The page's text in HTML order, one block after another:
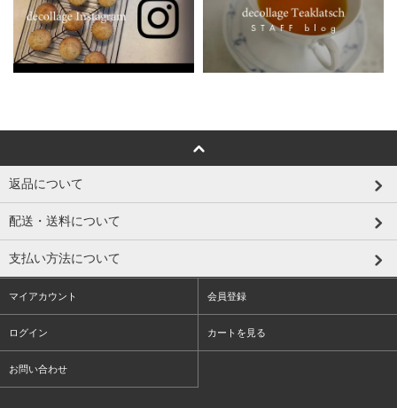
返品について
配送・送料について
支払い方法について
マイアカウント 会員登録
ログイン カートを見る
お問い合わせ